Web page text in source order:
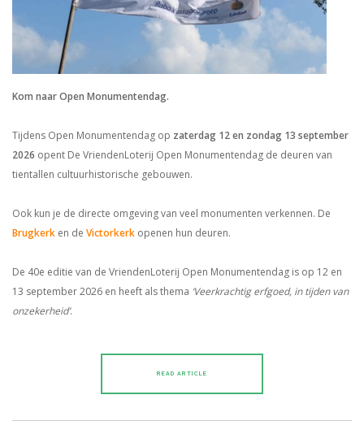
Kom naar Open Monumentendag.
Tijdens Open Monumentendag op zaterdag 12 en zondag 13 september
2026 opent De VriendenLoterij Open Monumentendag de deuren van
tientallen cultuurhistorische gebouwen.
Ook kun je de directe omgeving van veel monumenten verkennen. De
Brugkerk en de Victorkerk openen hun deuren.
De 40e editie van de VriendenLoterij Open Monumentendag is op 12 en
13 september 2026 en heeft als thema ‘Veerkrachtig erfgoed, in tijden van
onzekerheid’.
READ ARTICLE